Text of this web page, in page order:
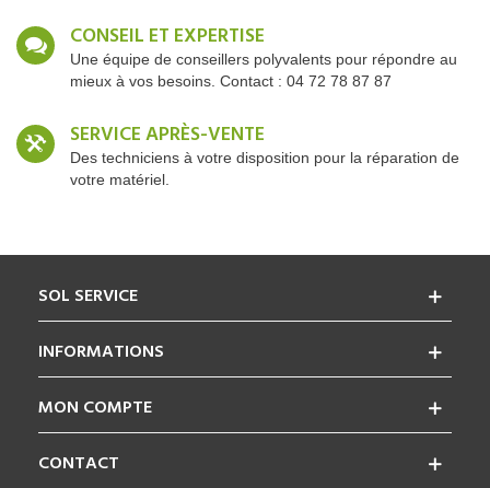
CONSEIL ET EXPERTISE
Une équipe de conseillers polyvalents pour répondre au
mieux à vos besoins. Contact : 04 72 78 87 87
SERVICE APRÈS-VENTE
Des techniciens à votre disposition pour la réparation de
votre matériel.
INFORMATIONS
MON COMPTE
SOL SERVICE
CONTACT